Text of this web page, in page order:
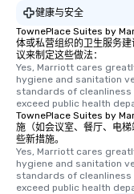
健康与安全
TownePlace Suites by
体或私营组织的卫生服务
议来制定这些做法：
Yes, Marriott cares
hygiene and sanitation
standards of
exceed public health
TownePlace Suites by
施（如会议室、餐厅、电
些新措施。
Yes, Marriott cares
hygiene and sanitation
standards of
exceed public health